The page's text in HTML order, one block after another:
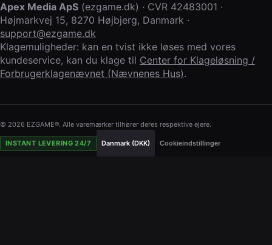
Apex Media ApS (ezgame.dk) · CVR 42483001 ·
Højmarkvej 15, 8270 Højbjerg, Danmark ·
support@ezgame.dk
Klagemuligheder: kan en tvist ikke løses med vores
kundeservice, kan du klage til Center for Klageløsning /
Forbrugerklagenævnet (Nævnenes Hus).
© 2026 EZGAME®. Alle varemærker tilhører deres respektive ejere.
INSTANT LEVERING 24/7 Danmark (DKK) Cookieindstillinger